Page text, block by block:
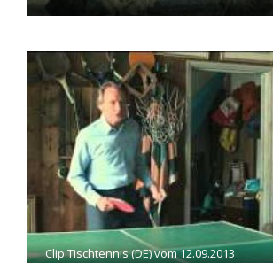
Clip Tischtennis (DE) vom 12.09.2013